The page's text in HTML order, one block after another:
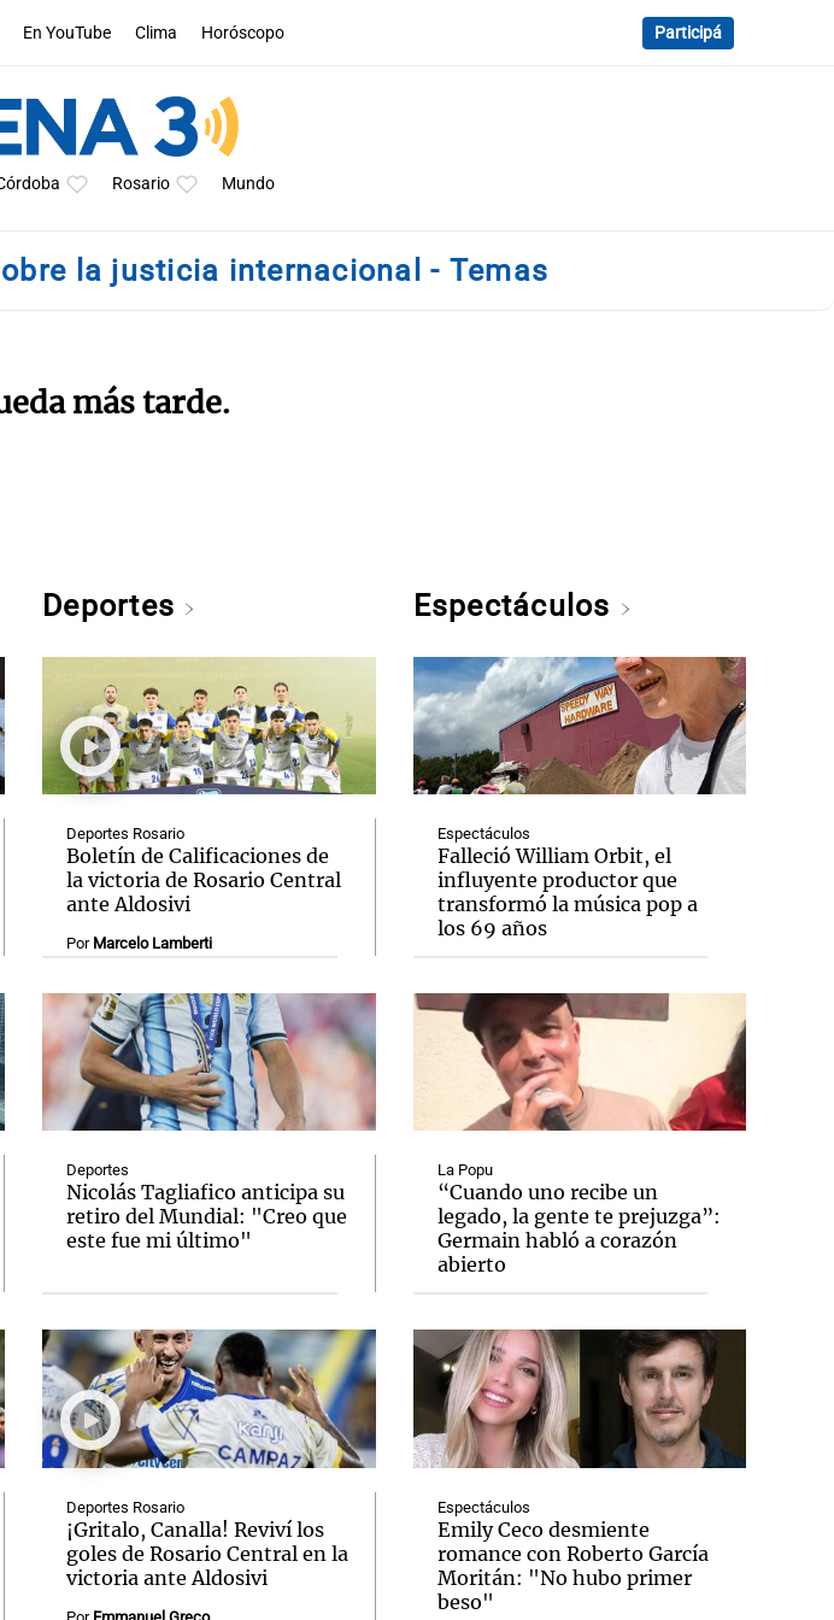
En YouTube Clima Horóscopo Participá
Rosario Mundo
la justicia internacional - Temas
más tarde.
Deportes
Deportes Rosario
Boletín de Calificaciones de
la victoria de Rosario Central
ante Aldosivi
Por Marcelo Lamberti
Deportes
Nicolás Tagliafico anticipa su
retiro del Mundial: "Creo que
este fue mi último"
Deportes Rosario
¡Gritalo, Canalla! Reviví los
goles de Rosario Central en la
victoria ante Aldosivi
Espectáculos
Espectáculos
Falleció William Orbit, el
influyente productor que
transformó la música pop a
los 69 años
La Popu
“Cuando uno recibe un
legado, la gente te prejuzga”:
Germain habló a corazón
abierto
Espectáculos
Emily Ceco desmiente
romance con Roberto García
Moritán: "No hubo primer
beso"
de Arequito Cadena 3 en Groenlandia
Notas